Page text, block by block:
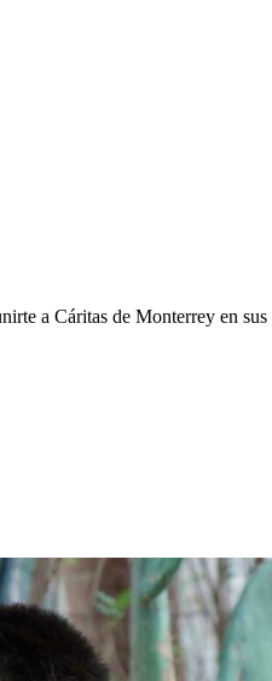
a Cáritas de Monterrey en sus